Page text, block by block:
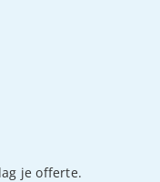
je offerte.